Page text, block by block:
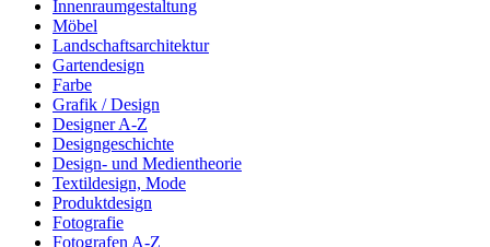
Innenraumgestaltung
Möbel
Landschaftsarchitektur
Gartendesign
Farbe
Grafik / Design
Designer A-Z
Designgeschichte
Design- und Medientheorie
Textildesign, Mode
Produktdesign
Fotografie
Fotografen A-Z